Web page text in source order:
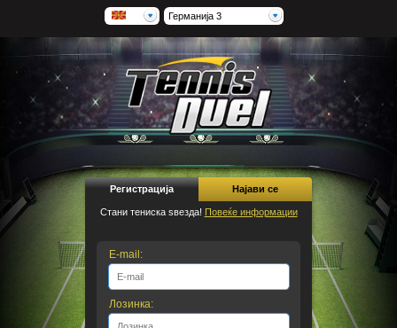
Германија 3
Регистрација Најави се
Стани тениска ѕвезда! Повеќе информации
E-mail:
Лозинка: